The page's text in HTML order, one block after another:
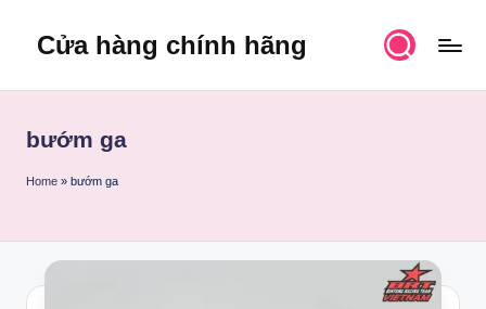
Cửa hàng chính hãng
bướm ga
Home » bướm ga